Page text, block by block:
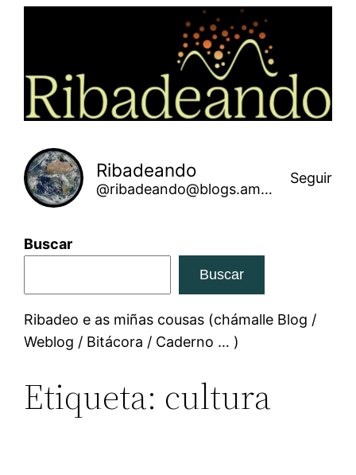
Ribadeando
@ribadeando@blogs.amarinha.gal
Seguir
Buscar
Buscar
Ribadeo e as miñas cousas (chámalle Blog /
Weblog / Bitácora / Caderno … )
Etiqueta: cultura